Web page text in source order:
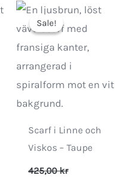
Sale!
Sale!
Scarf i Linne och
Viskos – Taupe
425,00kr